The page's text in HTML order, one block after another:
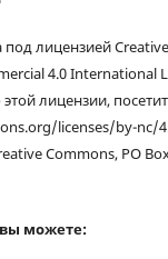
под лицензией
4.0 International
лицензии,
licenses/by-nc/
Commons, PO
можете: